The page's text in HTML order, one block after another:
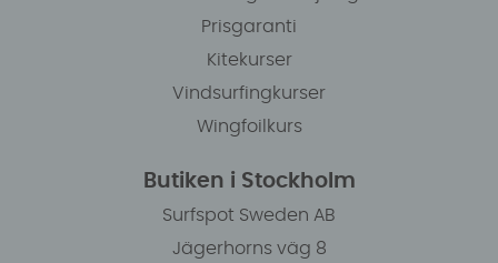
Prisgaranti
Kitekurser
Vindsurfingkurser
Wingfoilkurs
Butiken i Stockholm
Surfspot Sweden AB
Jägerhorns väg 8